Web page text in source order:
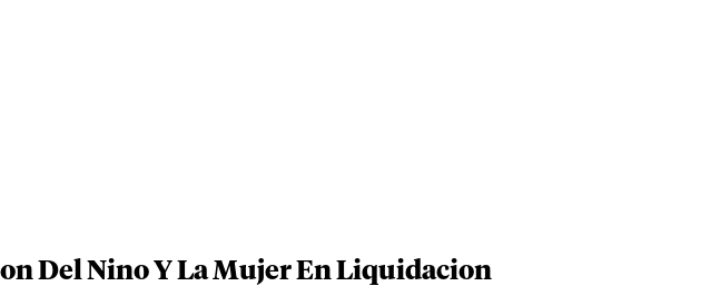
Del Nino Y La Mujer En Liquidacion